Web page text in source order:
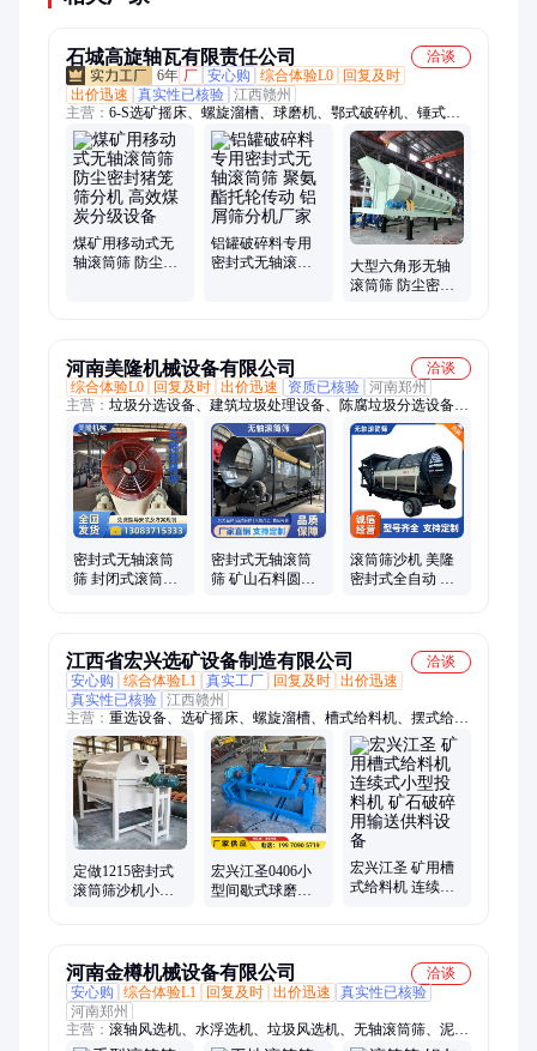
石城高旋轴瓦有限责任公司
洽谈
6年 厂 安心购 综合体验L0
回复及时
出价迅速
真实性已核验 江西赣州
主营： 6-S选矿摇床、螺旋溜槽、球磨机、鄂式破碎机、锤式破
碎机、圆筒洗石机、振动筛、浮选机、螺旋洗石机、螺旋分级
机、螺旋洗沙机、给料机、擦洗机、皮带输送机、跳汰机、离心
机、圆振筛、直线筛、轮斗洗沙机、浓密机
煤矿用移动式无
轴滚筒筛 防尘密
铝罐破碎料专用
密封式无轴滚筒
大型六角形无轴
滚筒筛 防尘密封
河南美隆机械设备有限公司
洽谈
综合体验L0
回复及时 出价迅速 资质已核验 河南郑州
主营： 垃圾分选设备、建筑垃圾处理设备、陈腐垃圾分选设备、
滚筒筛、填埋垃圾分拣机、撕碎机、破碎机、筛选机、生活垃圾
处理设备、筛分机、装修垃圾分类处理设备
密封式无轴滚筒
筛 封闭式滚筒筛
密封式无轴滚筒
筛 矿山石料圆筒
滚筒筛沙机 美隆
密封式全自动 沙
江西省宏兴选矿设备制造有限公司
洽谈
安心购
综合体验L1 真实工厂 回复及时 出价迅速
真实性已核验 江西赣州
主营： 重选设备、选矿摇床、螺旋溜槽、槽式给料机、摆式给料
机、圆筒洗矿机、双轴洗矿机、轮斗洗沙机、圆盘给料机、螺旋
洗沙机、螺旋分级机、球磨分级一体机、球磨机、细沙回收机、
振动筛、跳汰机、振动洗金机、淘金设备、筛分设备、滚筒洗金
机、矿用设备、全套洗金淘金设备、鼓动溜槽、震动筛洗金机、
混汞摇床
定做1215密封式
滚筒筛沙机小型
宏兴江圣0406小
型间歇式球磨机
宏兴江圣 矿用槽
式给料机 连续式
河南金樽机械设备有限公司
洽谈
安心购
综合体验L1 回复及时 出价迅速
真实性已核验
河南郑州
主营： 滚轴风选机、水浮选机、垃圾风选机、无轴滚筒筛、泥石